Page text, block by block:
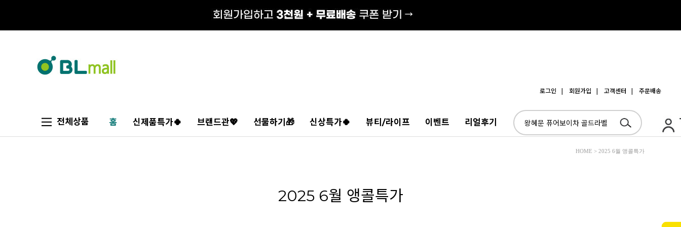
로그인 | 회원가입 | 고객센터 | 주문배송
전체상품 홈 신제품특가🍀 브랜드관💖 선물하기🎁 신상특가🍀 뷰티/라이프 이벤트 리얼후기
HOME > 2025 6월 앵콜특가
2025 6월 앵콜특가